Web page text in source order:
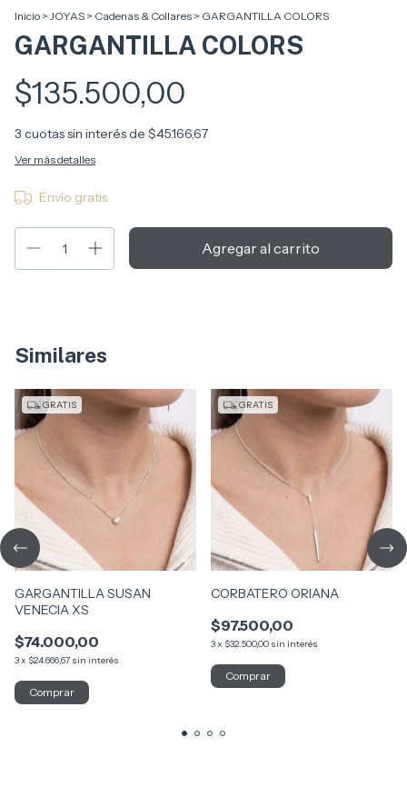
Inicio > JOYAS > Cadenas & Collares > GARGANTILLA COLORS
GARGANTILLA COLORS
$135.500,00
3 cuotas sin interés de $45.166,67
Ver más detalles
Envío gratis
Similares
GRATIS
GARGANTILLA SUSAN
VENECIA XS
$74.000,00
3x $24.666,67 sin interés
GRATIS
CORBATERO ORIANA
$97.500,00
3x $32.500,00 sin interés